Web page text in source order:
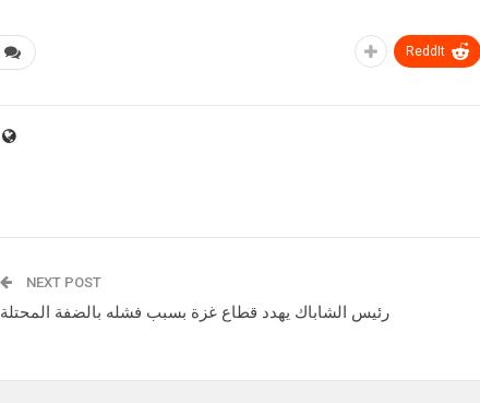
ReddIt
NEXT POST
رئيس الشاباك يهدد قطاع غزة بسبب فشله بالضفة المحتلة